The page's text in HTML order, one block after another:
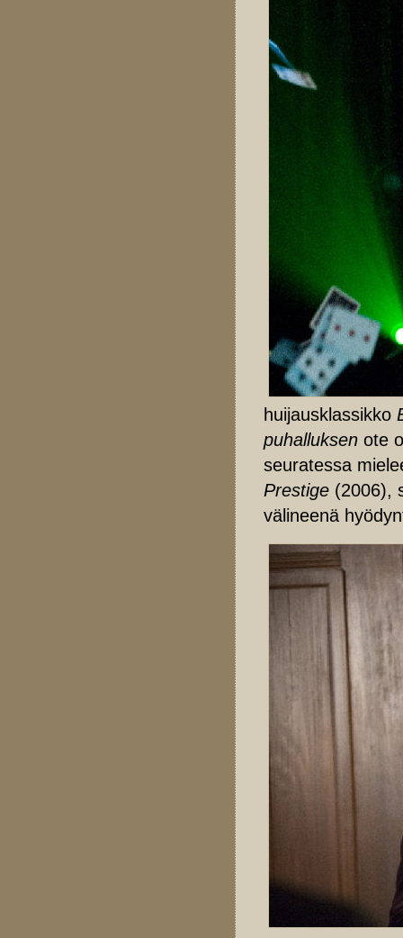
huijausklassikko
puhalluksen ote
seuratessa
Prestige (2006),
välineenä